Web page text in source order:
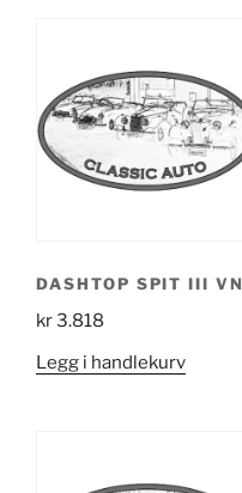
DASHTOP SPIT III VN
kr3.818
Legg i handlekurv